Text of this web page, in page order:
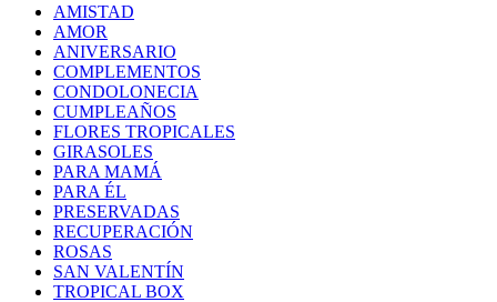
AMISTAD
AMOR
ANIVERSARIO
COMPLEMENTOS
CONDOLONECIA
CUMPLEAÑOS
FLORES TROPICALES
GIRASOLES
PARA MAMÁ
PARA ÉL
PRESERVADAS
RECUPERACIÓN
ROSAS
SAN VALENTÍN
TROPICAL BOX